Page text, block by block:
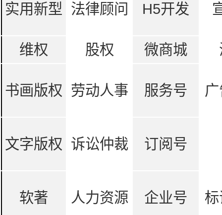
实用新型 法律顾问 H5开发
维权 股权 微商城
书画版权 劳动人事 服务号
文字版权 诉讼仲裁 订阅号
软著 人力资源 企业号